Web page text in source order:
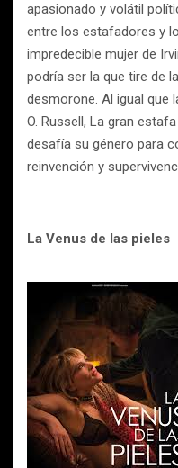
apasionado y volátil
entre los estafadores y
impredecible mujer de
podría ser la que tire de
desmorone. Al igual que
O. Russell, La gran
desafía su género para
reinvención y
La Venus de las pieles